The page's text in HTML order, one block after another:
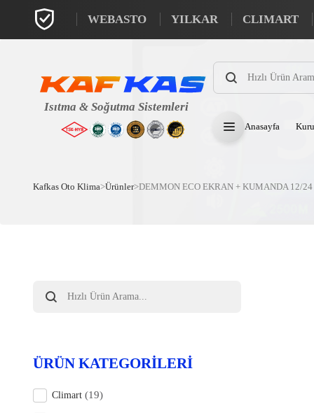
WEBASTO YILKAR CLIMART
Products
search
Anasayfa
Kafkas Oto Klima>Ürünler>DEMMON ECO EKRAN + KUMANDA 12/
search
ÜRÜN KATEGORILERI
Climart (19)